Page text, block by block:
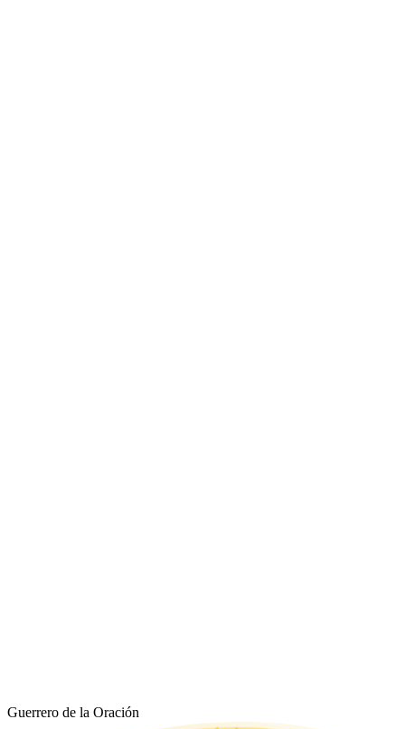
Guerrero de la Oración